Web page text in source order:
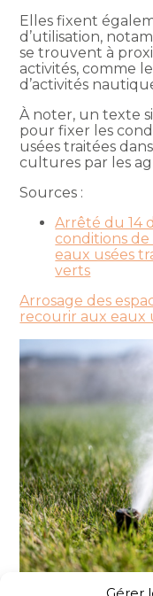
Elles fixent
d’utilisation,
se trouvent à
activités, comme
d’activités
À noter, un texte
pour fixer les
usées traitées
cultures par les
Sources :
Arrêté du 14
conditions
eaux usées
verts
Arrosage des
recourir aux eaux